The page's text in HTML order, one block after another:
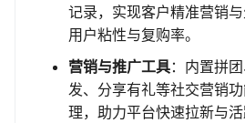
记录，实现客户精准营销
用户粘性与复购率。
营销与推广工具：内置拼
发、分享有礼等社交营销
理，助力平台快速拉新与活